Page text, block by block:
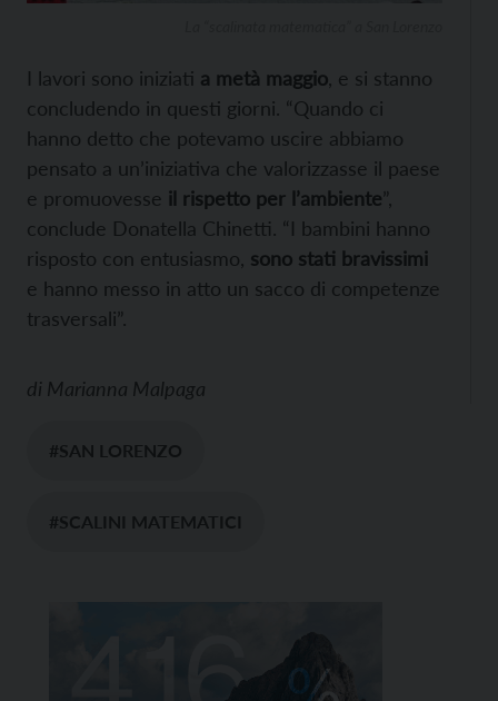
I lavori sono iniziati a metà maggio , e si stanno
concludendo in questi giorni. “Quando ci
hanno detto che potevamo uscire abbiamo
pensato a un’iniziativa che valorizzasse il paese
e promuovesse il rispetto per l’ambiente”,
conclude Donatella Chinetti. “I bambini hanno
risposto con entusiasmo, sono stati bravissimi
e hanno messo in atto un sacco di competenze
trasversali”.
di Marianna Malpaga
#SAN LORENZO
#SCALINI MATEMATICI